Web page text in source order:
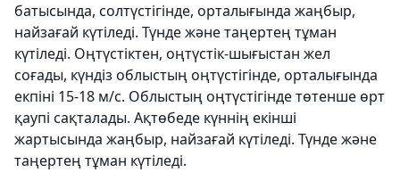
батысында, солтүстігінде, орталығында жаңбыр,
найзағай күтіледі. Түнде және таңертең тұман
күтіледі. Оңтүстіктен, оңтүстік-шығыстан жел
соғады, күндіз облыстың оңтүстігінде, орталығында
екпіні 15-18 м/с. Облыстың оңтүстігінде төтенше өрт
қаупі сақталады. Ақтөбеде күннің екінші
жартысында жаңбыр, найзағай күтіледі. Түнде және
таңертең тұман күтіледі.